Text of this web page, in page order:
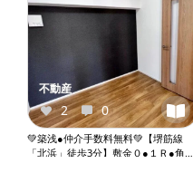
2 0
💚築浅●仲介手数料無料💚【堺筋線
「北浜」徒歩3分】敷金０●１Ｒ●角部
不動産